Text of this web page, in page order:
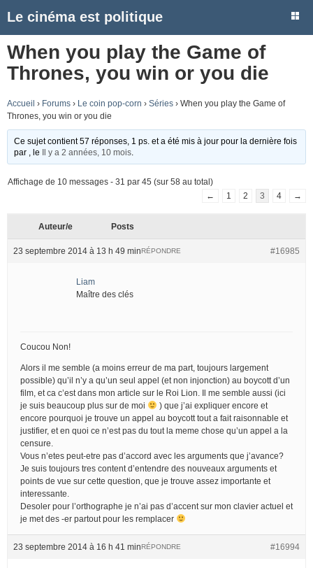
Le cinéma est politique
When you play the Game of
Thrones, you win or you die
Accueil › Forums › Le coin pop-corn › Séries › When you play the Game of
Thrones, you win or you die
Ce sujet contient 57 réponses, 1 ps. et a été mis à jour pour la dernière fois
par
, le Il y a 2 années, 10 mois
Affichage de 10 messages - 31 par 45 (sur 58 au total)
←
1 2 3 4 →
Auteur/e Posts
23 septembre 2014 à 13 h 49 min #16985
RÉPONDRE
Liam
Maître des clés
Coucou Non!
Alors il me semble (a moins erreur de ma part, toujours largement
possible) qu’il n’y a qu’un seul appel (et non injonction) au boycott d’un
film, et ca c’est dans mon article sur le Roi Lion. Il me semble aussi (ici
je suis beaucoup plus sur de moi
) que j’ai expliquer encore et
encore pourquoi je trouve un appel au boycott tout a fait raisonnable et
justifier, et en quoi ce n’est pas du tout la meme chose qu’un appel a la
censure.
Vous n’etes peut-etre pas d’accord avec les arguments que j’avance?
Je suis toujours tres content d’entendre des nouveaux arguments et
points de vue sur cette question, que je trouve assez importante et
interessante.
Desoler pour l’orthographe je n’ai pas d’accent sur mon clavier actuel et
je met des -er partout pour les remplacer
23 septembre 2014 à 16 h 41 min #16994
RÉPONDRE